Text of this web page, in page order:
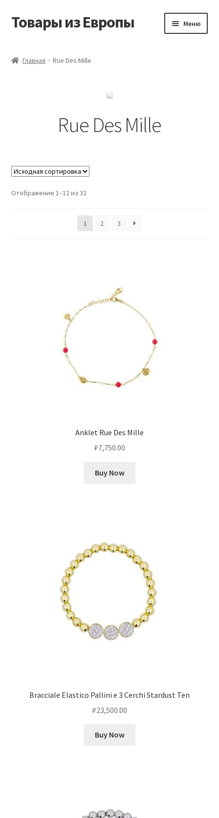
Перейти
Перейти
Товары из Европы Меню
Заказать товары из Европы
Мой аккаунт
Оформление заказа
Главная Rue Des Mille
Rue Des Mille
Отображение 1–12 из 32
1 2 3
Anklet Rue Des Mille
₽7,750.00
Buy Now
Bracciale Elastico Pallini e 3 Cerchi Stardust Ten
₽23,500.00
Buy Now